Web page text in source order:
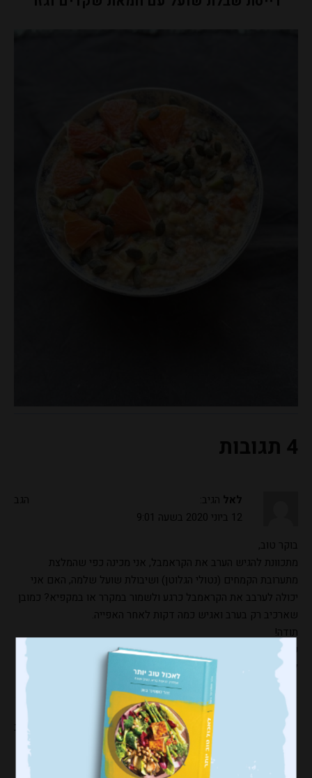
4 תגובות
לאל הגיב:
12 ביוני 2020 בשעה 9:01
בוקר טוב,
מתכוונת להגיש הערב את הקראמבל, אני מכינה כפי שהמלצת
מתערובת הקמחים (נטולי הגלוטן) ושיבולת שועל שלמה, האם אני
יכולה לערבב את הקראמבל כרגע ולשמור במקרר או במקפיא? כמובן
שארכיב רק בערב ואגיש כמה דקות לאחר האפייה.
תודה!
שבת שקטה!
לאל
הגב
זהר לוסטיגר-בשןהגיב:
12 ביוני 2020 בשעה 19:07
הי לאל, בטח בטח, אפשר לשמור במקרר את הקרמבל עד
הגב